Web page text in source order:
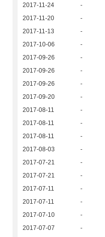
2017-11-24
-
2017-11-20
-
2017-11-13
-
2017-10-06
-
2017-09-26
-
2017-09-26
-
2017-09-26
-
2017-09-20
-
2017-08-11
-
2017-08-11
-
2017-08-11
-
2017-08-03
-
2017-07-21
-
2017-07-21
-
2017-07-11
-
2017-07-11
-
2017-07-10
-
2017-07-07
-